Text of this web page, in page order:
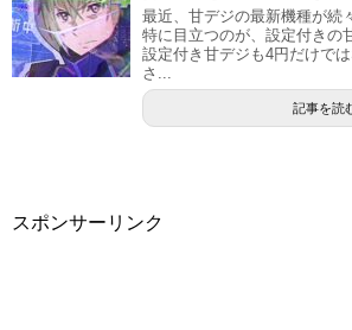
最近、甘デジの最新機種が続
特に目立つのが、設定付きの
設定付き甘デジも4円だけで
さ...
記事を読
スポンサーリンク